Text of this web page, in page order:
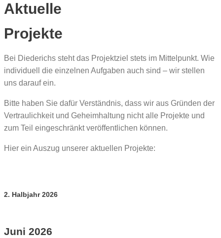
Aktuelle
Projekte
Bei Diederichs steht das Projektziel stets im Mittelpunkt. Wie
individuell die einzelnen Aufgaben auch sind – wir stellen
uns darauf ein.
Bitte haben Sie dafür Verständnis, dass wir aus Gründen der
Vertraulichkeit und Geheimhaltung nicht alle Projekte und
zum Teil eingeschränkt veröffentlichen können.
Hier ein Auszug unserer aktuellen Projekte:
2. Halbjahr 2026
Juni 2026